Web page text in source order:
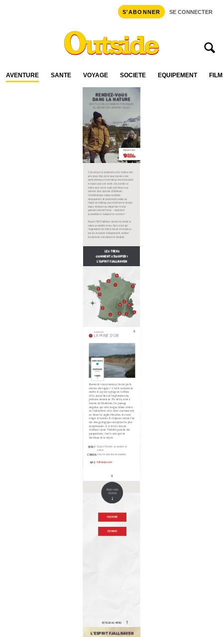
S'ABONNER SE CONNECTER
AVENTURE SANTÉ VOYAGE SOCIÉTÉ ÉQUIPEMENT
Nos plus belles randonnées françaises au départ des grandes villes à faire en hiver